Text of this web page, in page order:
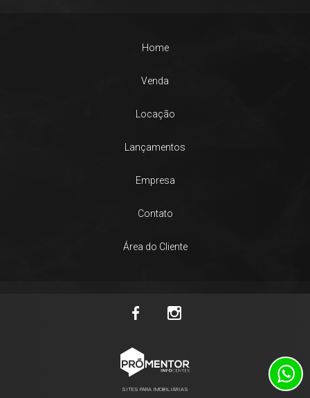
Home
Venda
Locação
Lançamentos
Empresa
Contato
Área do Cliente
SITES PARA IMOBILIÁRIAS